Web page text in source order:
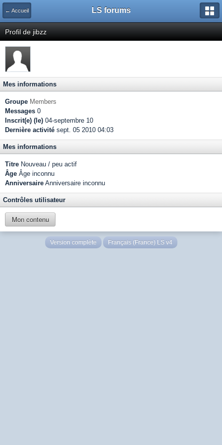
← Accueil LS forums
Profil de jibzz
Mes informations
Groupe Members
Messages 0
Inscrit(e) (le) 04-septembre 10
Dernière activité sept. 05 2010 04:03
Mes informations
Titre Nouveau / peu actif
Âge Âge inconnu
Anniversaire Anniversaire inconnu
Contrôles utilisateur
Mon contenu
Version complète Français (France) LS v4